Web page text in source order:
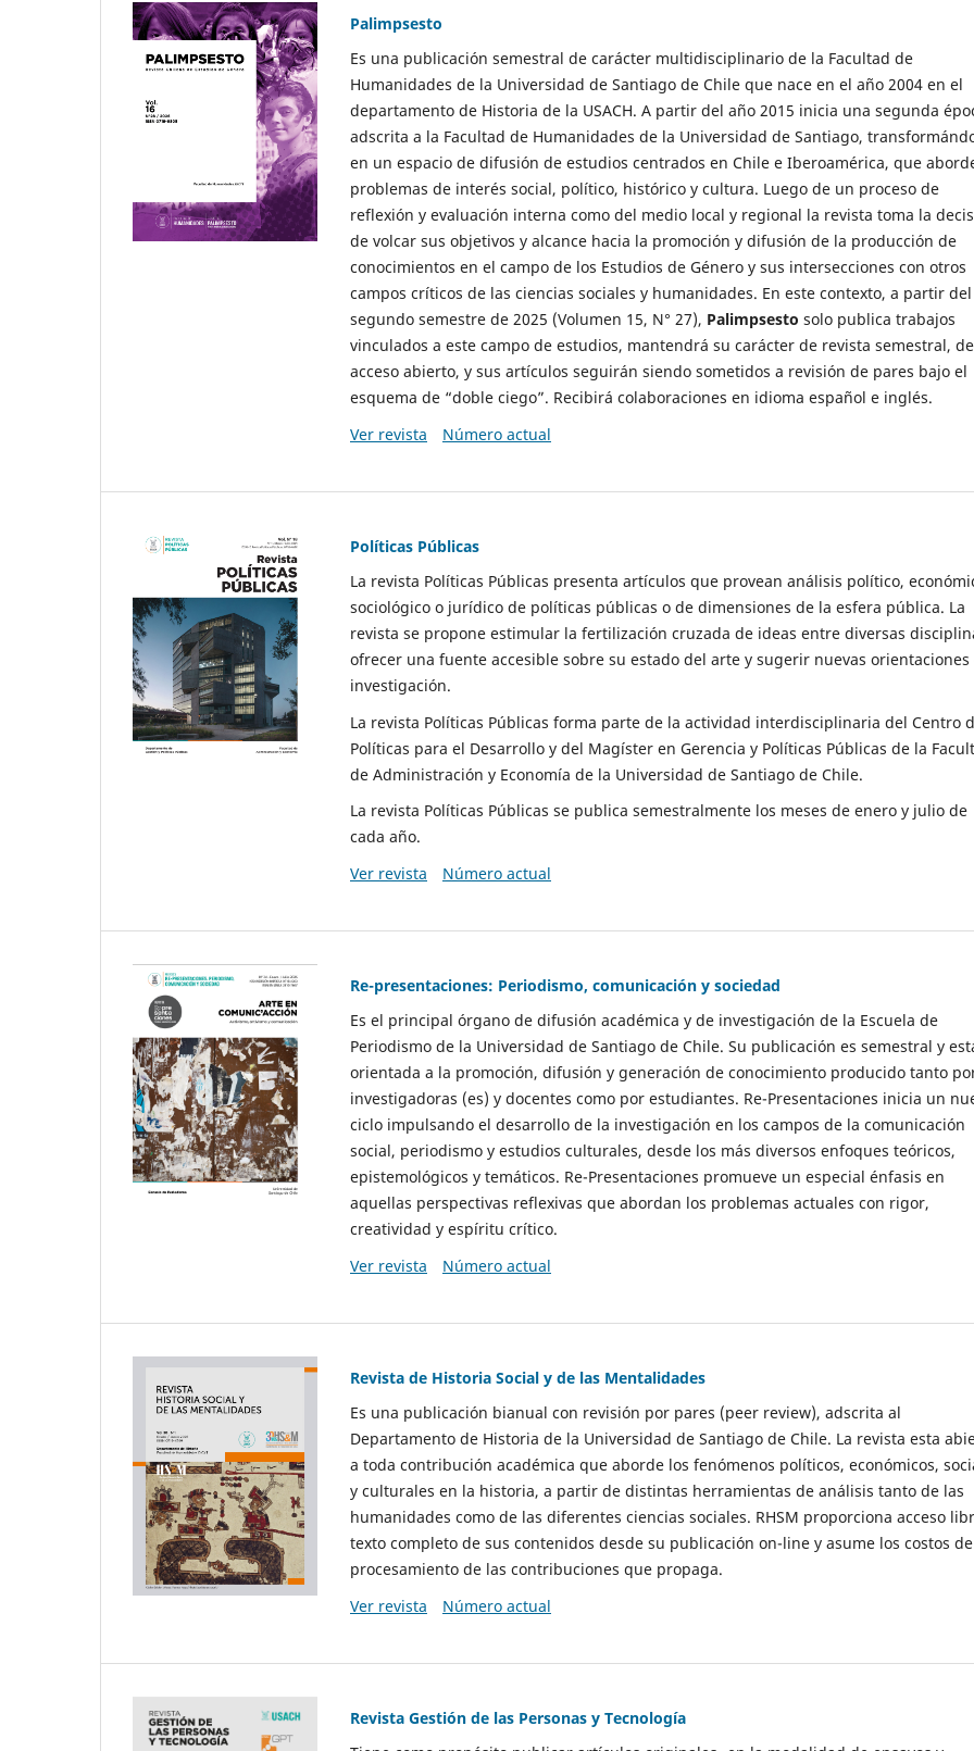
Palimpsesto
Es una publicación semestral de carácter multidisciplinario de la Facultad de
Humanidades de la Universidad de Santiago de Chile que nace en el año 2004 en el
departamento de Historia de la USACH. A partir del año 2015 inicia una segunda
adscrita a la Facultad de Humanidades de la Universidad de Santiago,
en un espacio de difusión de estudios centrados en Chile e Iberoamérica, que
problemas de interés social, político, histórico y cultura. Luego de un proceso de
reflexión y evaluación interna como del medio local y regional la revista toma la
de volcar sus objetivos y alcance hacia la promoción y difusión de la producción de
conocimientos en el campo de los Estudios de Género y sus intersecciones con otros
campos críticos de las ciencias sociales y humanidades. En este contexto, a partir del
segundo semestre de 2025 (Volumen 15, N° 27), Palimpsesto solo publica trabajos
vinculados a este campo de estudios, mantendrá su carácter de revista semestral, de
acceso abierto, y sus artículos seguirán siendo sometidos a revisión de pares bajo el
esquema de “doble ciego”. Recibirá colaboraciones en idioma español e inglés.
Ver revista
Número actual
Políticas Públicas
La revista Políticas Públicas presenta artículos que provean análisis político,
sociológico o jurídico de políticas públicas o de dimensiones de la esfera pública. La
revista se propone estimular la fertilización cruzada de ideas entre diversas
ofrecer una fuente accesible sobre su estado del arte y sugerir nuevas orientaciones
investigación.
La revista Políticas Públicas forma parte de la actividad interdisciplinaria del Centro
Políticas para el Desarrollo y del Magíster en Gerencia y Políticas Públicas de la
de Administración y Economía de la Universidad de Santiago de Chile.
La revista Políticas Públicas se publica semestralmente los meses de enero y julio de
cada año.
Ver revista
Número actual
Re-presentaciones: Periodismo, comunicación y sociedad
Es el principal órgano de difusión académica y de investigación de la Escuela de
Periodismo de la Universidad de Santiago de Chile. Su publicación es semestral y
orientada a la promoción, difusión y generación de conocimiento producido tanto
investigadoras (es) y docentes como por estudiantes. Re-Presentaciones inicia un
ciclo impulsando el desarrollo de la investigación en los campos de la comunicación
social, periodismo y estudios culturales, desde los más diversos enfoques teóricos,
epistemológicos y temáticos. Re-Presentaciones promueve un especial énfasis en
aquellas perspectivas reflexivas que abordan los problemas actuales con rigor,
creatividad y espíritu crítico.
Ver revista
Número actual
Revista de Historia Social y de las Mentalidades
Es una publicación bianual con revisión por pares (peer review), adscrita al
Departamento de Historia de la Universidad de Santiago de Chile. La revista esta
a toda contribución académica que aborde los fenómenos políticos, económicos,
y culturales en la historia, a partir de distintas herramientas de análisis tanto de las
humanidades como de las diferentes ciencias sociales. RHSM proporciona acceso
texto completo de sus contenidos desde su publicación on-line y asume los costos de
procesamiento de las contribuciones que propaga.
Ver revista
Número actual
Revista Gestión de las Personas y Tecnología